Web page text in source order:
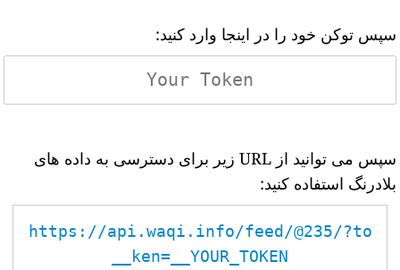
سپس توکن خود را در اینجا وارد کنید:
سپس می توانید از URL زیر برای دسترسی به داده های
بلادرنگ استفاده کنید:
https://api.waqi.info/feed/@235/?to
ken=__YOUR_TOKEN__